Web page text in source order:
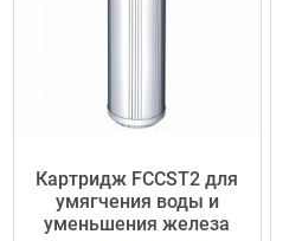
Картридж FCCST2 для
умягчения воды и
уменьшения железа